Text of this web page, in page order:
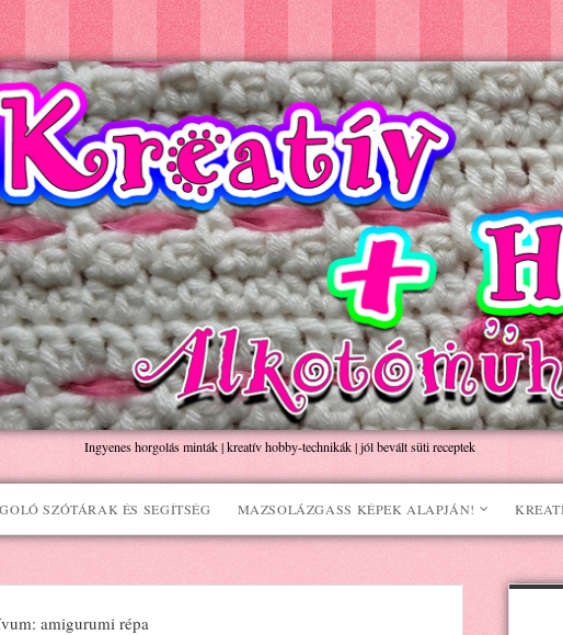
Ingyenes horgolás minták | kreatív hobby-technikák | jól bevált süti receptek
SZÓTÁRAK ÉS SEGÍTSÉG MAZSOLÁZGASS KÉPEK ALAPJÁN!
amigurumi répa